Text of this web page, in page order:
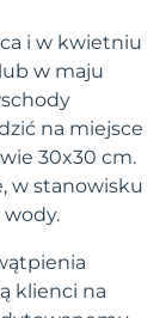
i w kwietniu
w maju
na miejsce
30x30 cm.
w stanowisku
wody.
klienci na